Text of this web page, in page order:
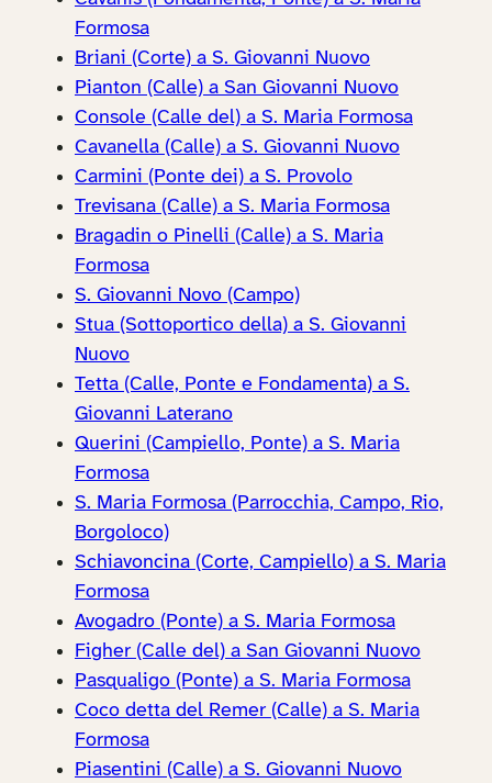
Formosa
Briani (Corte) a S. Giovanni Nuovo
Pianton (Calle) a San Giovanni Nuovo
Console (Calle del) a S. Maria Formosa
Cavanella (Calle) a S. Giovanni Nuovo
Carmini (Ponte dei) a S. Provolo
Trevisana (Calle) a S. Maria Formosa
Bragadin o Pinelli (Calle) a S. Maria
Formosa
S. Giovanni Novo (Campo)
Stua (Sottoportico della) a S. Giovanni
Nuovo
Tetta (Calle, Ponte e Fondamenta) a S.
Giovanni Laterano
Querini (Campiello, Ponte) a S. Maria
Formosa
S. Maria Formosa (Parrocchia, Campo, Rio,
Borgoloco)
Schiavoncina (Corte, Campiello) a S. Maria
Formosa
Avogadro (Ponte) a S. Maria Formosa
Figher (Calle del) a San Giovanni Nuovo
Pasqualigo (Ponte) a S. Maria Formosa
Coco detta del Remer (Calle) a S. Maria
Formosa
Piasentini (Calle) a S. Giovanni Nuovo